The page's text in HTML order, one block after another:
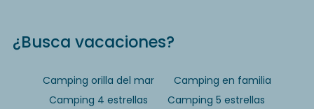
¿Busca vacaciones?
Camping orilla del mar
Camping en familia
Camping 4 estrellas
Camping 5 estrellas